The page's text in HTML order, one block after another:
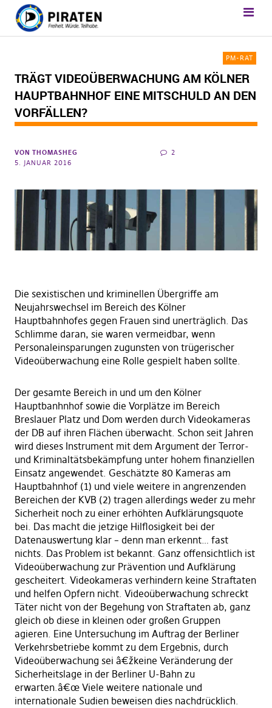
PM-RAT
TRÄGT VIDEOÜBERWACHUNG AM KÖLNER
HAUPTBAHNHOF EINE MITSCHULD AN DEN
VORFÄLLEN?
VON THOMASHEG
5. JANUAR 2016
2
Die sexistischen und kriminellen Übergriffe am
Neujahrswechsel im Bereich des Kölner
Hauptbahnhofes gegen Frauen sind unerträglich. Das
Schlimme daran, sie waren vermeidbar, wenn
Personaleinsparungen zugunsten von trügerischer
Videoüberwachung eine Rolle gespielt haben sollte.
Der gesamte Bereich in und um den Kölner
Hauptbanhnhof sowie die Vorplätze im Bereich
Breslauer Platz und Dom werden durch Videokameras
der DB auf ihren Flächen überwacht. Schon seit Jahren
wird dieses Instrument mit dem Argument der Terror-
und Kriminaltätsbekämpfung unter hohem finanziellen
Einsatz angewendet. Geschätzte 80 Kameras am
Hauptbahnhof (1) und viele weitere in angrenzenden
Bereichen der KVB (2) tragen allerdings weder zu mehr
Sicherheit noch zu einer erhöhten Aufklärungsquote
bei. Das macht die jetzige Hilflosigkeit bei der
Datenauswertung klar – denn man erkennt… fast
nichts. Das Problem ist bekannt. Ganz offensichtlich ist
Videoüberwachung zur Prävention und Aufklärung
gescheitert. Videokameras verhindern keine Straftaten
und helfen Opfern nicht. Videoüberwachung schreckt
Täter nicht von der Begehung von Straftaten ab, ganz
gleich ob diese in kleinen oder großen Gruppen
agieren. Eine Untersuchung im Auftrag der Berliner
Verkehrsbetriebe kommt zu dem Ergebnis, durch
Videoüberwachung sei â€žkeine Veränderung der
Sicherheitslage in der Berliner U-Bahn zu
erwarten.â€œ Viele weitere nationale und
internationale Sudien beweisen dies nachdrücklich.